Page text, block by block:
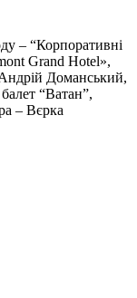
– “Корпоративні
Grand Hotel»,
Доманський,
“Ватан”,
– Вєрка